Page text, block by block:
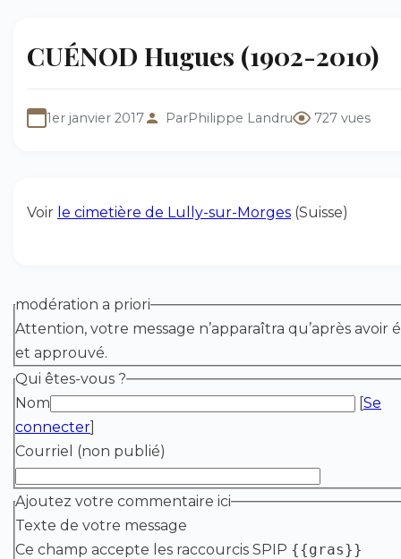
CUÉNOD Hugues (1902-2010)
1er janvier 2017 ParPhilippe Landru 727 vues
Voir le cimetière de Lully-sur-Morges (Suisse)
modération a priori
Attention, votre message n’apparaîtra qu’après avoir
et approuvé.
Qui êtes-vous ?
Nom
[Se
connecter]
Courriel (non publié)
Ajoutez votre commentaire ici
Texte de votre message
Ce champ accepte les raccourcis SPIP {{gras}}